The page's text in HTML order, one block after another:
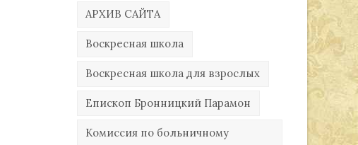
АРХИВ САЙТА
Воскресная школа
Воскресная школа для взрослых
Епископ Бронницкий Парамон
Комиссия по больничному